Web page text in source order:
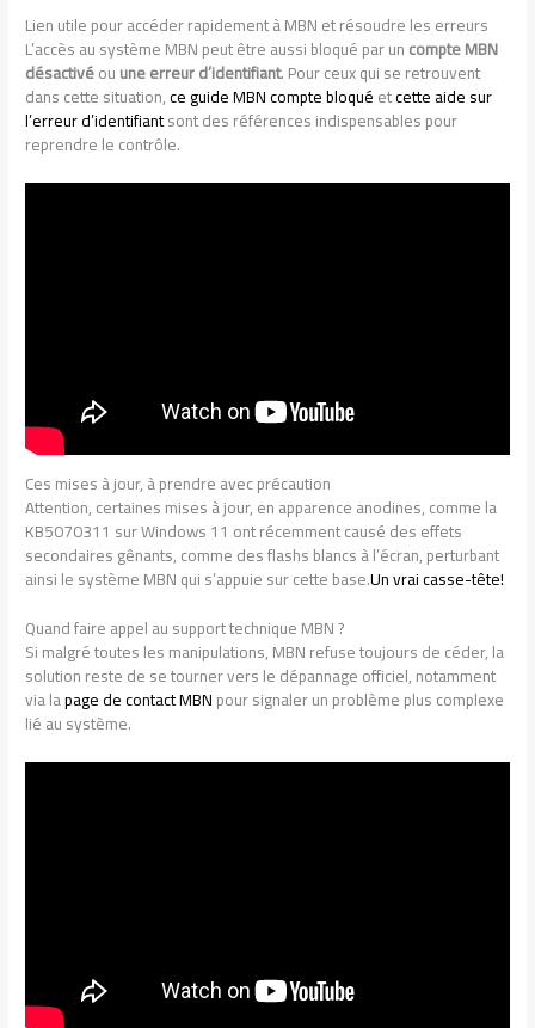
Lien utile pour accéder rapidement à MBN et résoudre les erreurs
L’accès au système MBN peut être aussi bloqué par uncompte MBN
désactivéouune erreur d’identifiant. Pour ceux qui se retrouvent
dans cette situation,ce guide MBN compte bloquéetcette aide sur
l’erreur d’identifiantsont des références indispensables pour
reprendre le contrôle.
Ces mises à jour, à prendre avec précaution
Attention, certaines mises à jour, en apparence anodines, comme la
KB5070311 sur Windows 11 ont récemment causé des effets
secondaires gênants, comme des flashs blancs à l’écran, perturbant
ainsi le système MBN qui s’appuie sur cette base.Un vrai casse-tête!
Quand faire appel au support technique MBN ?
Si malgré toutes les manipulations, MBN refuse toujours de céder, la
solution reste de se tourner vers le dépannage officiel, notamment
via lapage de contact MBNpour signaler un problème plus complexe
lié au système.